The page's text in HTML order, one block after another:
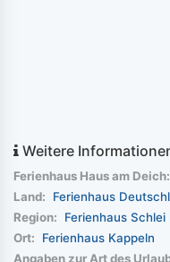
Weitere
Ferienhaus Haus am Deich:
Land:
Ferienhaus
Region:
Ferienhaus Schlei
Ort:
Ferienhaus Kappeln
Angaben zur Art des